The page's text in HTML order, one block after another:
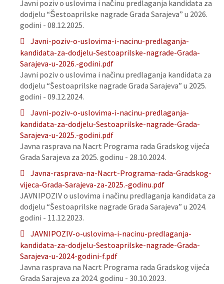
Javni poziv o uslovima i načinu predlaganja kandidata za
dodjelu “Šestoaprilske nagrade Grada Sarajeva” u 2026.
godini - 08.12.2025.
Javni-poziv-o-uslovima-i-nacinu-predlaganja-
kandidata-za-dodjelu-Sestoaprilske-nagrade-Grada-
Sarajeva-u-2026.-godini.pdf
Javni poziv o uslovima i načinu predlaganja kandidata za
dodjelu “Šestoaprilske nagrade Grada Sarajeva” u 2025.
godini - 09.12.2024.
Javni-poziv-o-uslovima-i-nacinu-predlaganja-
kandidata-za-dodjelu-Sestoaprilske-nagrade-Grada-
Sarajeva-u-2025.-godini.pdf
Javna rasprava na Nacrt Programa rada Gradskog vijeća
Grada Sarajeva za 2025. godinu - 28.10.2024.
Javna-rasprava-na-Nacrt-Programa-rada-Gradskog-
vijeca-Grada-Sarajeva-za-2025.-godinu.pdf
JAVNIPOZIV o uslovima i načinu predlaganja kandidata za
dodjelu “Šestoaprilske nagrade Grada Sarajeva” u 2024.
godini - 11.12.2023.
JAVNIPOZIV-o-uslovima-i-nacinu-predlaganja-
kandidata-za-dodjelu-Sestoaprilske-nagrade-Grada-
Sarajeva-u-2024-godini-f.pdf
Javna rasprava na Nacrt Programa rada Gradskog vijeća
Grada Sarajeva za 2024. godinu - 30.10.2023.